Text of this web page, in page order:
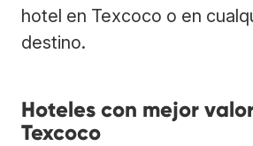
hotel en Texcoco o en
destino.
Hoteles con mejor
Texcoco